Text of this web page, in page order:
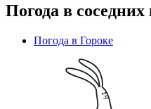
Погода в соседних
Погода в Гороке